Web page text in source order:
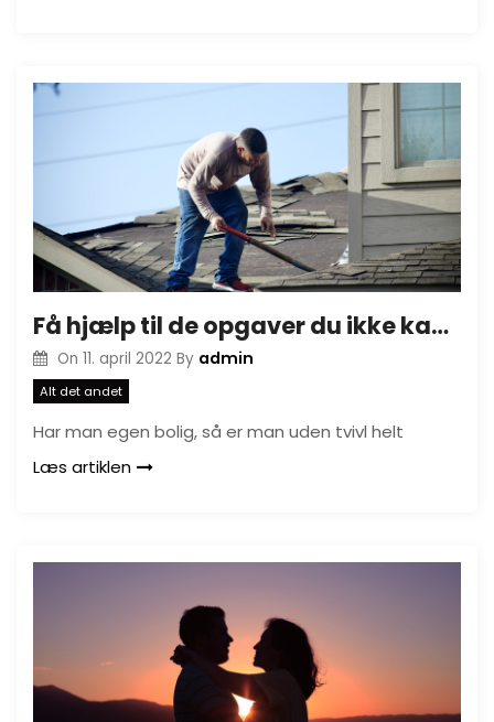
Få hjælp til de opgaver du ikke kan klare selv
On 11. april 2022 By admin
Alt det andet
Har man egen bolig, så er man uden tvivl helt
Læs artiklen